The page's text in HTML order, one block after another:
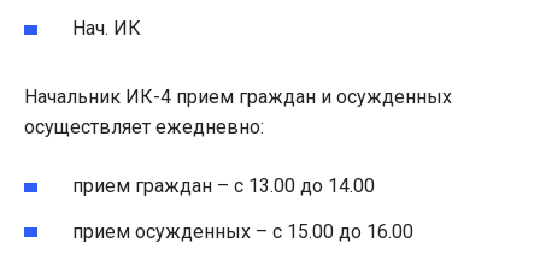
Нач. ИК
Начальник ИК-4 прием граждан и осужденных
осуществляет ежедневно:
прием граждан – с 13.00 до 14.00
прием осужденных – с 15.00 до 16.00